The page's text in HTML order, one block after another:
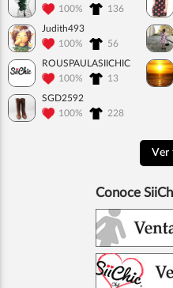
100%
136
Judith493
100%
56
ROUSPAULASIICHIC
100%
13
SGD2592
100%
228
Ver
Conoce